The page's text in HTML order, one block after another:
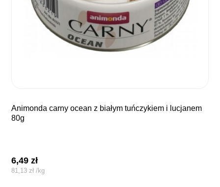
animonda carny ocean z białym tuńczykiem i lucjanem
80g
6,49zł
81,13zł /kg